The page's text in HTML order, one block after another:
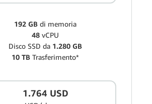
192 GB di memoria
48 vCPU
Disco SSD da 1.280 GB
10 TB Trasferimento*
1.764 USD